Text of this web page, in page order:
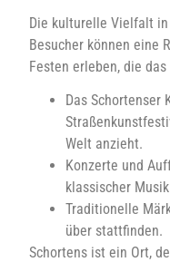
Die kulturelle Vielfalt
Besucher können eine
Festen erleben, die
Das Schortenser
Welt anzieht.
Konzerte und
klassischer
Traditionelle
über stattfinden.
Schortens ist ein Ort,